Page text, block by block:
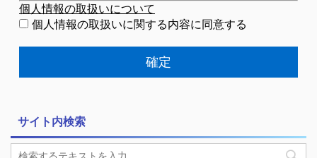
個人情報の取扱いについて
個人情報の取扱いに関する内容に同意する
サイト内検索